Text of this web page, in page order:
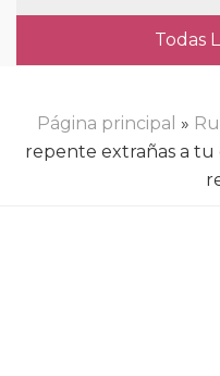
Todas
Página principal »
repente extrañas a tu